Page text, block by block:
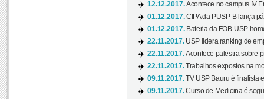
12.12.2017.Acontece no campus IV
01.12.2017.CIPA da PUSP-B lança
01.12.2017. Bateria da FOB-USP
22.11.2017. USP lidera ranking de
22.11.2017.Acontece palestra sobre
22.11.2017.Trabalhos expostos na
09.11.2017.TV USP Bauru é finalista
09.11.2017.Curso de Medicina é